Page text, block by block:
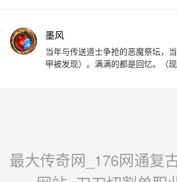
墨风
当年与传送道士争抢的恶魔祭坛，
甲被发现）。满满的都是回忆。（
最大传奇网_176网通复